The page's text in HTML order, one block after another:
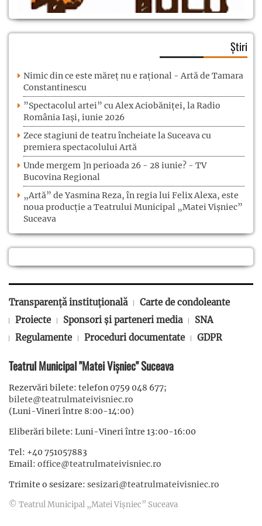
Știri
Nimic din ce este măreț nu e rațional - Artă de Tamara
Constantinescu
”Spectacolul artei” cu Alex Aciobăniței, la Radio
România Iași, iunie 2026
Zece stagiuni de teatru încheiate la Suceava cu
premiera spectacolului Artă
Unde mergem ]n perioada 26 - 28 iunie? - TV
Bucovina Regional
„Artă” de Yasmina Reza, în regia lui Felix Alexa, este
noua producție a Teatrului Municipal „Matei Vișniec”
Suceava
Transparență instituțională
Carte de condoleante
Proiecte
Sponsori și parteneri media
SNA
Regulamente
Proceduri documentate GDPR
Teatrul Municipal "Matei Vișniec" Suceava
Rezervări bilete: telefon 0759 048 677;
bilete@teatrulmateivisniec.ro
(Luni-Vineri între 8:00-14:00)
Eliberări bilete: Luni-Vineri între 13:00-16:00
Tel: +40 751057883
Email: office@teatrulmateivisniec.ro
Trimite o sesizare: sesizari@teatrulmateivisniec.ro
© Teatrul Municipal „Matei Vișniec” Suceava